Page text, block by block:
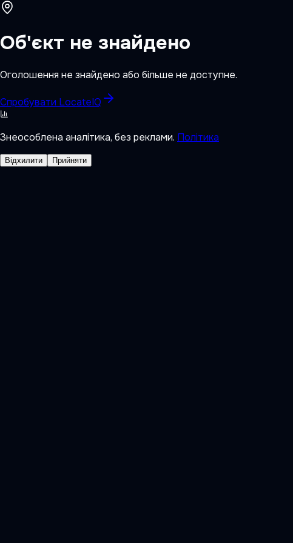
Об'єкт не знайдено
Оголошення не знайдено або більше не доступне.
Спробувати LocateIQ
Знеособлена аналітика, без реклами. Політика
Відхилити Прийняти